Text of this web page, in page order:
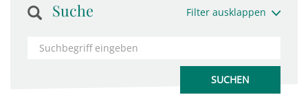
Suche Filter ausklappen